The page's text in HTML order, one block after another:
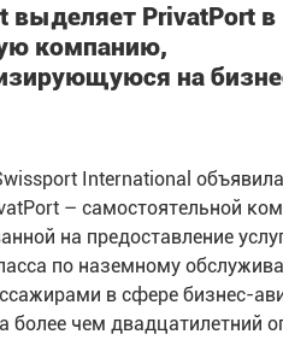
выделяет PrivatPort в
компанию,
на
International
– самостоятельной
на предоставление
по наземному
в сфере бизнес-
более чем двадцатилетний